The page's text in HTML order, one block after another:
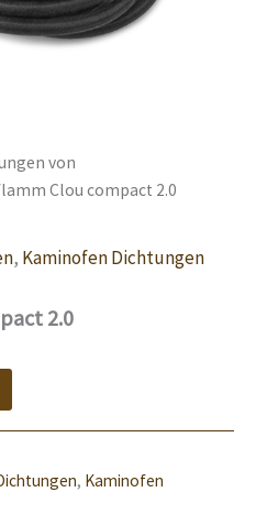
von
Clou compact 2.0
, Kaminofen Dichtungen
2.0
, Kaminofen